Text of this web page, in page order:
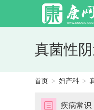
真菌性
首页 > 妇产科 >
疾病常识